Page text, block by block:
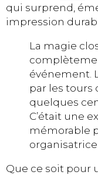
qui surprend,
impression
La magie
événement.
par les tours
quelques
C’était une
mémorable
organisatrice
Que ce soit pour